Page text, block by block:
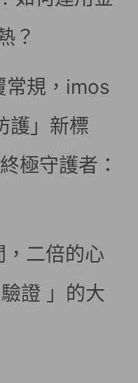
？
常規，imos
護」新標
極守護者：
二倍的心
證 」的大